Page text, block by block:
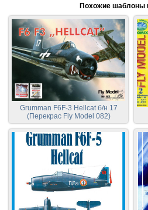
Похожие шаблоны
Grumman F6F-3 Hellcat б/н 17
(Перекрас Fly Model 082)